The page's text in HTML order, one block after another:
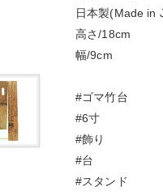
日本製(Made in
高さ/18cm
幅/9cm
#ゴマ竹台
#6寸
#飾り
#台
#スタンド